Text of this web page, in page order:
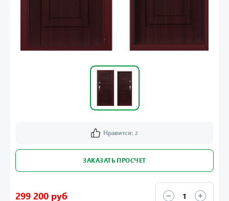
Нравится: 2
ЗАКАЗАТЬ ПРОСЧЕТ
299 200 руб